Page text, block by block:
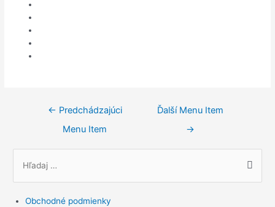
Navigácia
← Predchádzajúci
Menu Item
Ďalší Menu Item
→
Obchodné podmienky